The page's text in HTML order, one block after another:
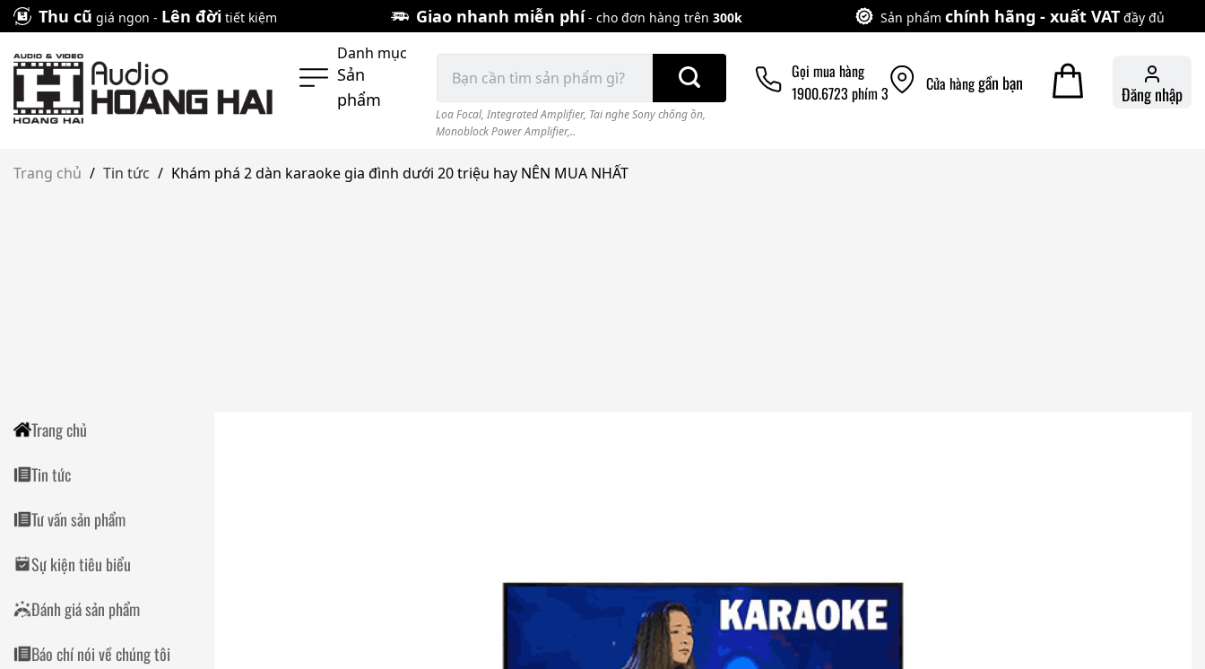
Skip
to
content
Thu cũ giá ngon - Lên đời tiết kiệm Giao nhanh miễn phí- cho đơn hàng trên 300k Sản phẩm chính hãng - xuất VAT đầy đủ
Danh mục
Sản
phẩm
kiếm:
Loa Focal, Integrated Amplifier, Tai nghe Sony chống ồn,
Monoblock Power Amplifier,..
Gọi mua hàng
1900.6723 phím 3
Cửa hànggần bạn Đăng nhập
Trang chủ / Tin tức / Khám phá 2 dàn karaoke gia đình dưới 20 triệu hay NÊN MUA NHẤT
Trang chủ
Tin tức
Tư vấn sản phẩm
Sự kiện tiêu biểu
Đánh giá sản phẩm
Báo chí nói về chúng tôi